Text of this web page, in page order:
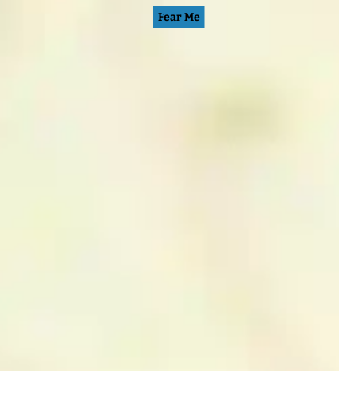
Fear Me